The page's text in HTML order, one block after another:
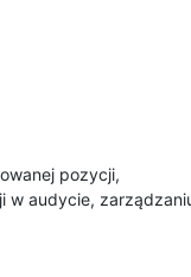
pozycji,
audycie,